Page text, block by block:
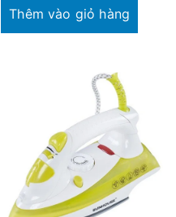
là:
Thêm vào giỏ hàng